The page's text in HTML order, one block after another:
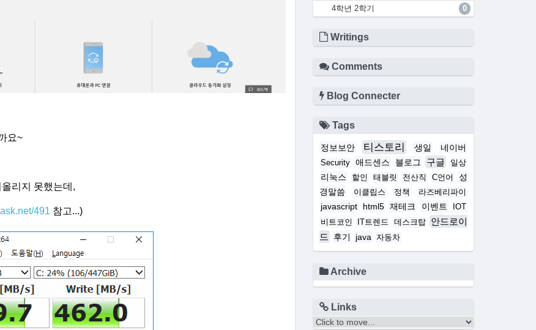
요~
리지 못했는데,
491 참고...)
4학년 2학기
0
Writings
Comments
Blog Connecter
Tags
정보보안 티스토리 생일 네이버
Security 애드센스 블로그 구글 일상
리눅스 할인 태블릿 전산직 C언어
성
경말씀
이클립스 정책 라즈베리파이
javascript html5 재테크 이벤트
IOT
비트코인
IT트렌드 데스크탑
안드로이
드
후기 java 자동차
Archive
Links